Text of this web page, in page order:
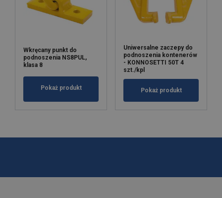
Wkręcany punkt do
podnoszenia NS8PUL,
klasa 8
Pokaż produkt
Uniwersalne zaczepy do
podnoszenia kontenerów
- KONNOSETTI 50T 4
szt./kpl
Pokaż produkt